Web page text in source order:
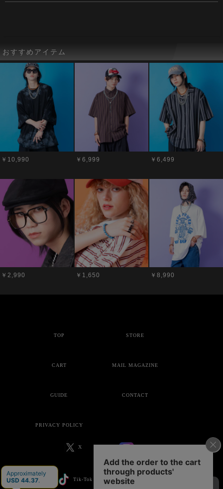
おすすめアイテム
￥10,990 ￥6,999 ￥6,499
￥2,990 ￥1,650 ￥8,990
TOP STORE
CART MAIL MAGAZINE
GUIDE CONTACT
PRIVACY POLICY
X
Tik-Tok